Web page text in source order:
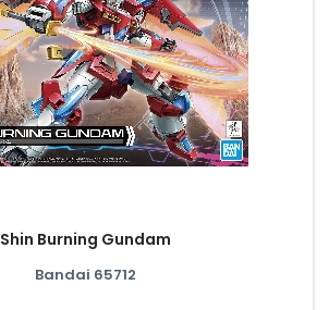
Shin Burning Gundam
Bandai 65712